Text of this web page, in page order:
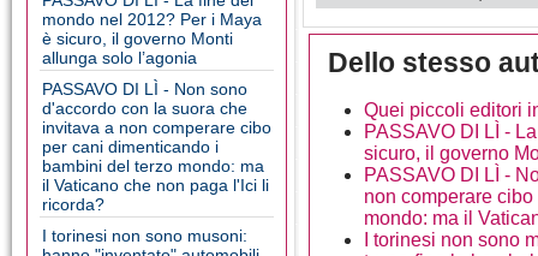
mondo nel 2012? Per i Maya
è sicuro, il governo Monti
allunga solo l’agonia
PASSAVO DI LÌ - Non sono
d'accordo con la suora che
invitava a non comperare cibo
per cani dimenticando i
bambini del terzo mondo: ma
il Vaticano che non paga l'Ici li
ricorda?
I torinesi non sono musoni:
Dello stesso
Quei piccoli editori
PASSAVO DI LÌ -
sicuro, il governo
PASSAVO DI LÌ -
non comperare
mondo: ma il
I torinesi non sono